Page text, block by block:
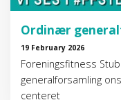
Ordinær
19 February 2026
Foreningsfitness
generalforsamling
centeret